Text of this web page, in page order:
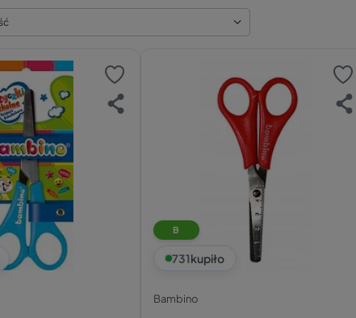
B
731kupiło
Bambino